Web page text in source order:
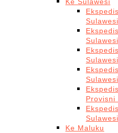
Provisni
Ke Maluku